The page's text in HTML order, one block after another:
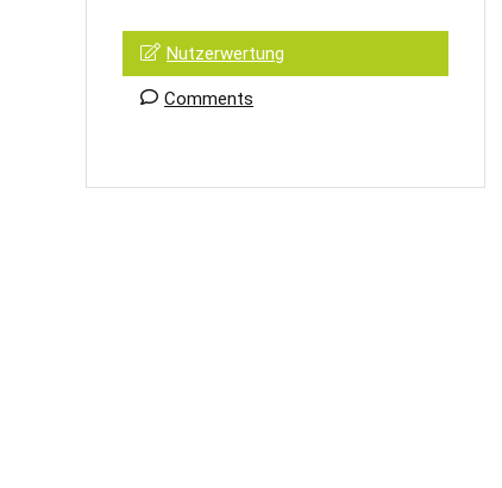
Nutzerwertung
Comments